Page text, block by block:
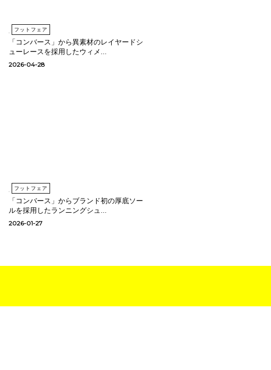
フットフェア
「コンバース」から異素材のレイヤードシ
ューレースを採用したウィメ...
2026-04-28
フットフェア
「コンバース」からブランド初の厚底ソー
ルを採⽤したランニングシュ...
2026-01-27